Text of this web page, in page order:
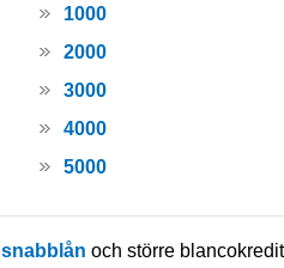
1000
2000
3000
4000
5000
snabblån och större